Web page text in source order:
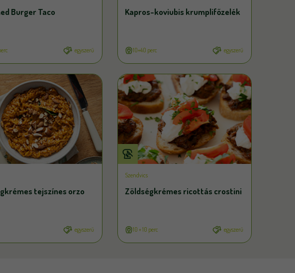
Burger Taco
egyszerű
Kapros-koviubis krumplifőzelék
10+40 perc egyszerű
tejszínes orzo
egyszerű
Szendvics
Zöldségkrémes ricottás crostini
10 + 10 perc egyszerű